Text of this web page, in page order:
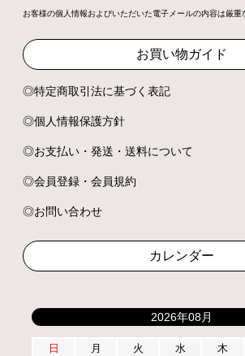
お客様の個人情報およびいただいた電子メールの内容は厳重
お買い物ガイド
特定商取引法に基づく表記
個人情報保護方針
お支払い・発送・送料について
会員登録・会員規約
お問い合わせ
カレンダー
2026年08月
日 月 火 水 木